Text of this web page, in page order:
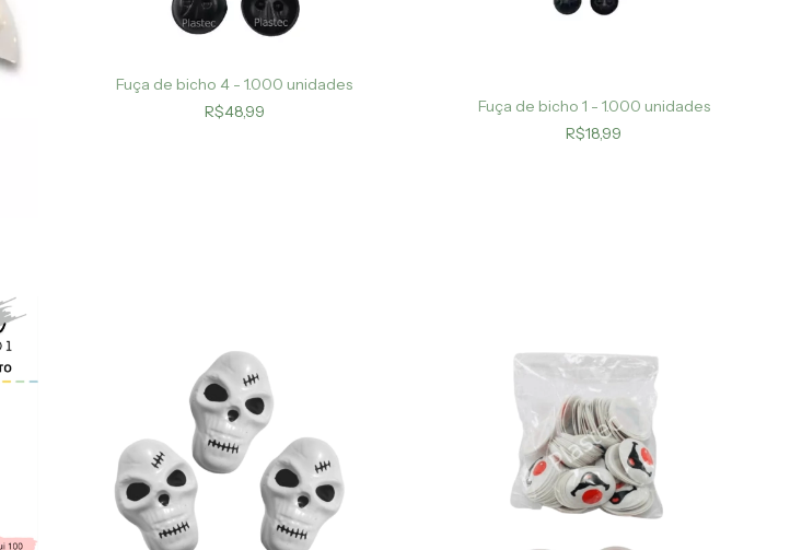
Fuça de bicho 4 - 1.000 unidades
R$48,99
Fuça de bicho 1 - 1.000 unidades
R$18,99